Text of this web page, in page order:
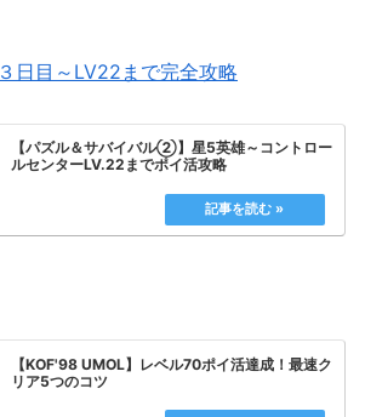
３日目～LV22まで完全攻略
【パズル＆サバイバル②】星5英雄～コントロー
ルセンターLV.22までポイ活攻略
【KOF'98 UMOL】レベル70ポイ活達成！最速ク
リア5つのコツ